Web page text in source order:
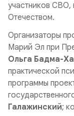
участников СВО,
Отечеством.
Организаторы
Марий Эл при
Ольга Бадма-
практической
программы
Галажинский;